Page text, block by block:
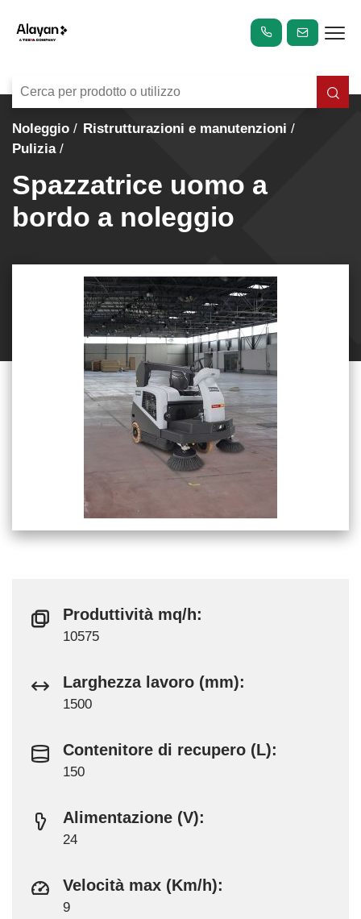
Noleggio
Ristrutturazioni e manutenzioni
Pulizia
Spazzatrice uomo a
bordo a noleggio
Produttività mq/h:
10575
Larghezza lavoro (mm):
1500
Contenitore di recupero (L):
150
Alimentazione (V):
24
Velocità max (Km/h):
9